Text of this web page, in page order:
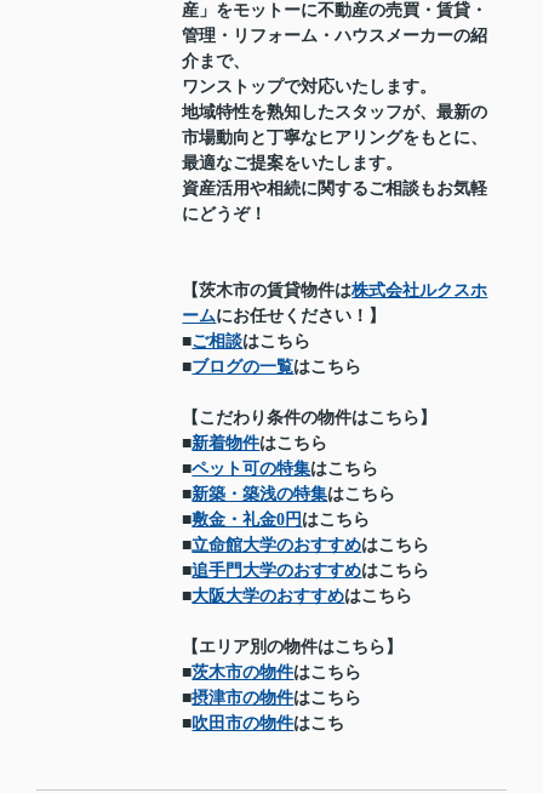
産」をモットーに不動産の売買・賃貸・
管理・リフォーム・ハウスメーカーの紹
介まで、
ワンストップで対応いたします。
地域特性を熟知したスタッフが、最新の
市場動向と丁寧なヒアリングをもとに、
最適なご提案をいたします。
資産活用や相続に関するご相談もお気軽
にどうぞ！
【茨木市の賃貸物件は株式会社ルクスホ
ームにお任せください！】
■ご相談はこちら
■ブログの一覧はこちら
【こだわり条件の物件はこちら】
■新着物件はこちら
■ペット可の特集はこちら
■新築・築浅の特集はこちら
■敷金・礼金0円 はこちら
■立命館大学のおすすめはこちら
■追手門大学のおすすめはこちら
■大阪大学のおすすめはこちら
【エリア別の物件はこちら】
■茨木市の物件はこちら
■摂津市の物件はこちら
■吹田市の物件はこち